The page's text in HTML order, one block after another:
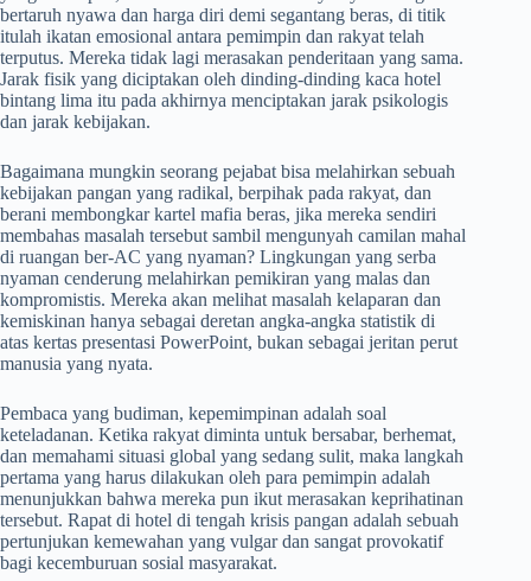
bertaruh nyawa dan harga diri demi segantang beras, di titik
itulah ikatan emosional antara pemimpin dan rakyat telah
terputus. Mereka tidak lagi merasakan penderitaan yang sama.
Jarak fisik yang diciptakan oleh dinding-dinding kaca hotel
bintang lima itu pada akhirnya menciptakan jarak psikologis
dan jarak kebijakan.
Bagaimana mungkin seorang pejabat bisa melahirkan sebuah
kebijakan pangan yang radikal, berpihak pada rakyat, dan
berani membongkar kartel mafia beras, jika mereka sendiri
membahas masalah tersebut sambil mengunyah camilan mahal
di ruangan ber-AC yang nyaman? Lingkungan yang serba
nyaman cenderung melahirkan pemikiran yang malas dan
kompromistis. Mereka akan melihat masalah kelaparan dan
kemiskinan hanya sebagai deretan angka-angka statistik di
atas kertas presentasi PowerPoint, bukan sebagai jeritan perut
manusia yang nyata.
Pembaca yang budiman, kepemimpinan adalah soal
keteladanan. Ketika rakyat diminta untuk bersabar, berhemat,
dan memahami situasi global yang sedang sulit, maka langkah
pertama yang harus dilakukan oleh para pemimpin adalah
menunjukkan bahwa mereka pun ikut merasakan keprihatinan
tersebut. Rapat di hotel di tengah krisis pangan adalah sebuah
pertunjukan kemewahan yang vulgar dan sangat provokatif
bagi kecemburuan sosial masyarakat.